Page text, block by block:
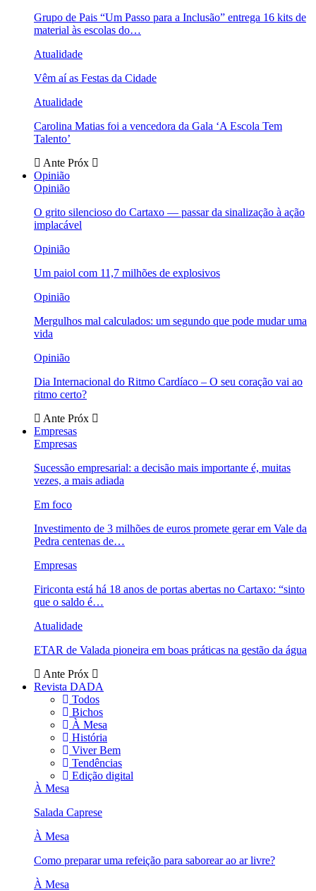
Grupo de Pais “Um Passo para a Inclusão” entrega 16 kits de
material às escolas do…
Atualidade
Vêm aí as Festas da Cidade
Atualidade
Carolina Matias foi a vencedora da Gala ‘A Escola Tem
Talento’
Ante Próx
Opinião
Opinião
O grito silencioso do Cartaxo — passar da sinalização à ação
implacável
Opinião
Um paiol com 11,7 milhões de explosivos
Opinião
Mergulhos mal calculados: um segundo que pode mudar uma
vida
Opinião
Dia Internacional do Ritmo Cardíaco – O seu coração vai ao
ritmo certo?
Ante Próx
Empresas
Empresas
Sucessão empresarial: a decisão mais importante é, muitas
vezes, a mais adiada
Em foco
Investimento de 3 milhões de euros promete gerar em Vale da
Pedra centenas de…
Empresas
Firiconta está há 18 anos de portas abertas no Cartaxo: “sinto
que o saldo é…
Atualidade
ETAR de Valada pioneira em boas práticas na gestão da água
Ante Próx
Revista DADA
Todos
Bichos
À Mesa
História
Viver Bem
Tendências
Edição digital
À Mesa
Salada Caprese
À Mesa
Como preparar uma refeição para saborear ao ar livre?
À Mesa